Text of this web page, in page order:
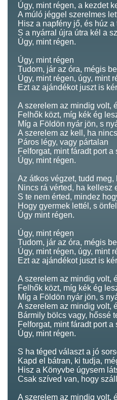
Úgy, mint régen, a kezdet
A múló jéggel szerelmes
Hisz a napfény jő, és húz a
S a nyárral újra útra kél a
Úgy, mint régen.
Úgy, mint régen
Tudom, jár az óra, mégis
Úgy, mint régen, úgy, mint
Ezt az ajándékot juszt is
A szerelem az mindig volt,
Felhők közt, míg kék ég
Míg a Földön nyár jön, s
A szerelem az kell, ha
Páros légy, vagy pártalan
Felforgat, mint fáradt port a
Úgy, mint régen.
Az átkos végzet, tudd meg,
Nincs rá vérted, ha kellesz
S te nem érted, mindez
Hogy gyermek lettél, s
Úgy mint régen.
Úgy, mint régen
Tudom, jár az óra, mégis
Úgy, mint régen, úgy, mint
Ezt az ajándékot juszt is
A szerelem az mindig volt,
Felhők közt, míg kék ég
Míg a Földön nyár jön, s
A szerelem az mindig volt,
Bármily bölcs vagy, hőssé
Felforgat, mint fáradt port a
Úgy, mint régen.
S ha téged választ a jó
Kapd el bátran, ki tudja,
Hisz a Könyvbe úgysem
Csak szíved van, hogy
A szerelem az mindig volt,